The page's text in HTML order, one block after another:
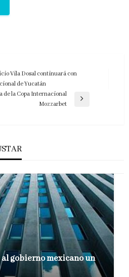
Vila Dosal continuará con
de Yucatán
de la Copa Internacional
Mozzarbet
gobierno mexicano un